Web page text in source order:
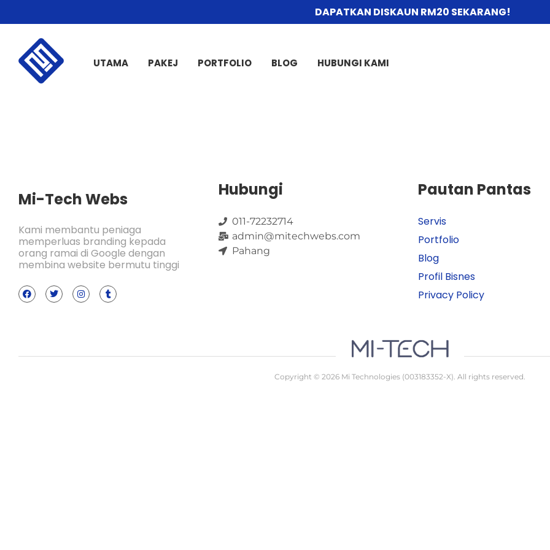
DAPATKAN DISKAUN RM20 SEKARANG!
UTAMA PAKEJ PORTFOLIO BLOG HUBUNGI KAMI
Mi-Tech Webs
Kami membantu peniaga
memperluas branding kepada
orang ramai di Google dengan
membina website bermutu tinggi
Hubungi
011-72232714
admin@mitechwebs.com
Pahang
Pautan Pantas
Servis
Portfolio
Blog
Profil Bisnes
Privacy Policy
Copyright © 2026 Mi Technologies (003183352-X). All rights reserved.